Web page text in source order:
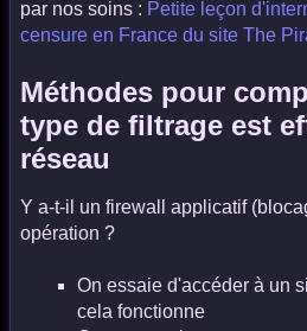
par nos soins : Petite leçon
censure en France du site The
Méthodes pour
type de filtrage est
réseau
Y a-t-il un firewall applicatif
opération ?
On essaie d'accéder à un
cela fonctionne